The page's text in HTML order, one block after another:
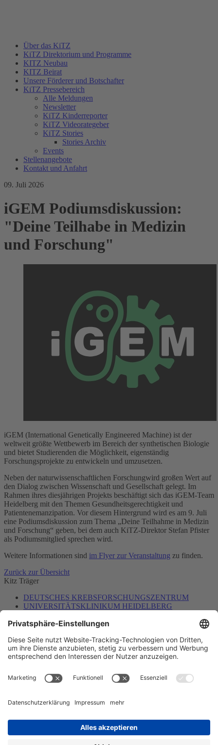
Über das KiTZ
KiTZ Direktorium und Programme
KITZ Neubau
KITZ Beirat
Unsere Förderer und Botschafter
KiTZ Pressebereich
Alle Meldungen
Newsletter
KiTZ Kinderreporter
KiTZ Videorategeber
KiTZ Stories
Stories Archiv
Events
Stellenangebote
Kontakt und Anfahrt
09. Juli 2026
iGEM Podiumsdiskussion:
"Deine Teilhabe in Medizin
und Forschung"
iGEM (International Genetically Engineered Machine) ist der
weltweit größte Wettbewerb im Bereich der synthetischen Biologie
und bietet Studierenden die Möglichkeit, eigenständig
Forschungsprojekte zu entwickeln und umzusetzen.
Neben der naturwissenschaftlichen Forschungwird großen Wert auf
den Dialog zwischen Wissenschaft und Gesellschaft gelegt. Im
Rahmen ihres diesjährigen Projekts beschäftigt sich das iGEM-Team
Heidelberg mit den Themen Gesundheitsgerechtigkeit und
Patientenemanzipation. Vor diesem Hintergrund wird es am 9. Juli
eine Podiumsdiskussion zum Thema „Deine Teilhahme in Medizin
und Forschung“ geben, bei dem auch KiTZ-Direktor Stefan Pfister
als Podiumsmitglied sprechen wird.
Weitere Informationen sind im Flyer zur Veranstaltung zu finden.
Zurück zur Übersicht
Kitz Träger
DEUTSCHES KREBSFORSCHUNGSZENTRUM
UNIVERSITÄTSKLINIKUM HEIDELBERG
Datenschutz
Kontakt